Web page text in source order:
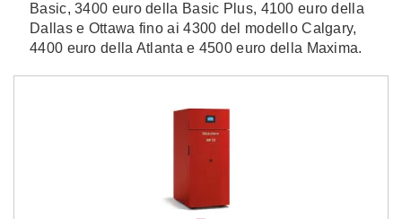
Basic, 3400 euro della Basic Plus, 4100 euro della
Dallas e Ottawa fino ai 4300 del modello Calgary,
4400 euro della Atlanta e 4500 euro della Maxima.